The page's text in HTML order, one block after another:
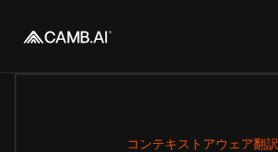
コンテキストアウェア翻訳